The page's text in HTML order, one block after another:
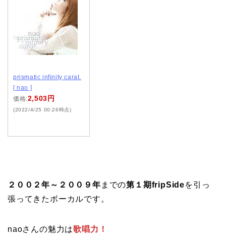
prismatic infinity carat.
[ nao ]
価格:2,503円
(2022/4/25 00:26時点)
２００２年～２００９年 までの第１期fripSideを引っ
張ってきたボーカルです。
naoさんの魅力は歌唱力！